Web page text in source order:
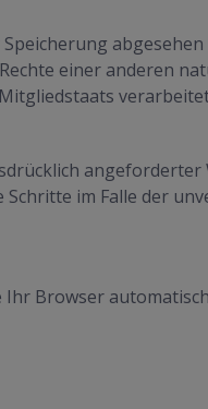
einer anderen
angeforderter
im Falle der
Browser